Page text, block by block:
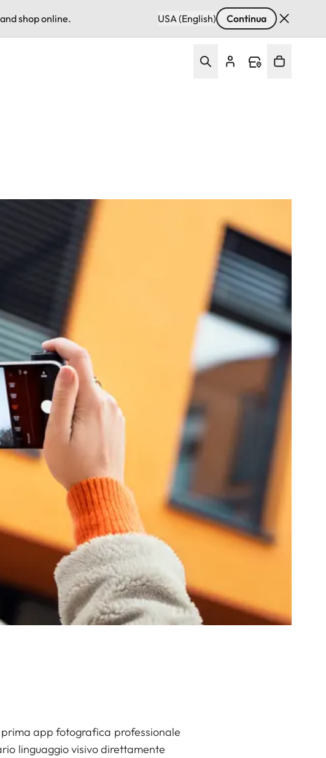
shop online. USA (English) Continua
app fotografica professionale
linguaggio visivo direttamente